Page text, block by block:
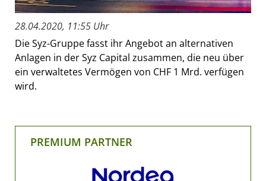
28.04.2020, 11:55 Uhr
Die Syz-Gruppe fasst ihr Angebot an alternativen
Anlagen in der Syz Capital zusammen, die neu über
ein verwaltetes Vermögen von CHF 1 Mrd. verfügen
wird.
PREMIUM PARTNER